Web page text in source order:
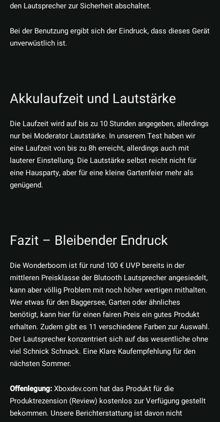
den Lautsprecher zur Sicherheit abschaltet.
Bei der Benutzung ergibt sich der Eindruck, dass dieses Gerät
unverwüstlich ist.
Akkulaufzeit und Lautstärke
Die Laufzeit wird auf bis zu 10 Stunden angegeben, allerdings
nur bei Moderator Lautstärke. In unserem Test haben wir
eine Laufzeit von bis zu 8h erreicht, allerdings auch mit
lauterer Einstellung. Die Lautstärke selbst reicht nicht für
eine Hausparty, aber für eine kleine Gartenfeier mehr als
genügend.
Fazit – Bleibender Endruck
Die Wonderboom ist für rund 100 € UVP bereits in der
mittleren Preisklasse der Blutooth Lautsprecher angesiedelt,
kann aber völlig Problem mit noch höher wertigen mithalten.
Wer etwas für den Baggersee, Garten oder ähnliches
benötigt, kann hier für einen fairen Preis ein gutes Produkt
erhalten. Zudem gibt es 11 verschiedene Farben zur Auswahl.
Der Lautsprecher konzentriert sich auf das wesentliche ohne
viel Schnick Schnack. Eine Klare Kaufempfehlung für den
nächsten Sommer.
Offenlegung:Xboxdev.com hat das Produkt für die
Produktrezension (Review) kostenlos zur Verfügung gestellt
bekommen. Unsere Berichterstattung ist davon nicht